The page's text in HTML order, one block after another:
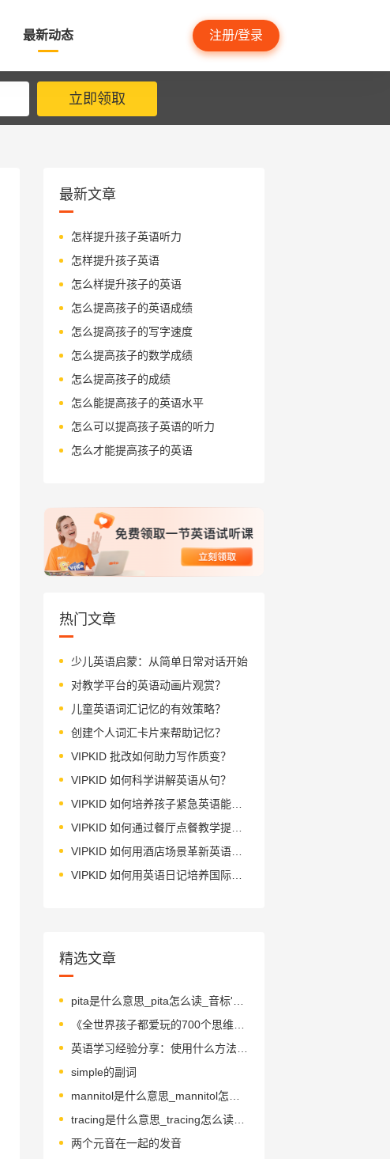
最新动态 注册/登录
立即领取
最新文章
怎样提升孩子英语听力
怎样提升孩子英语
怎么样提升孩子的英语
怎么提高孩子的英语成绩
怎么提高孩子的写字速度
怎么提高孩子的数学成绩
怎么提高孩子的成绩
怎么能提高孩子的英语水平
怎么可以提高孩子英语的听力
怎么才能提高孩子的英语
热门文章
少儿英语启蒙：从简单日常对话开始
对教学平台的英语动画片观赏？
儿童英语词汇记忆的有效策略？
创建个人词汇卡片来帮助记忆？
VIPKID 批改如何助力写作质变？
VIPKID 如何科学讲解英语从句？
VIPKID 如何培养孩子紧急英语能力？
VIPKID 如何通过餐厅点餐教学提升少儿英语应用能力？
VIPKID 如何用酒店场景革新英语教学？
VIPKID 如何用英语日记培养国际化人才？
精选文章
《全世界孩子都爱玩的700个思维游戏》绘本简介
英语学习经验分享：使用什么方法可以提升英语水平
simple的副词
tracing是什么意思_tracing怎么读_音标ˈtreɪsɪŋ
两个元音在一起的发音